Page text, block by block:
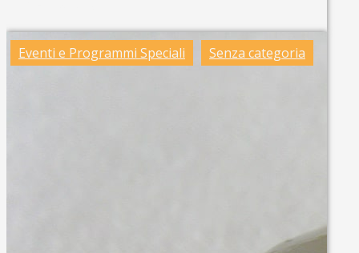
Eventi e Programmi Speciali Senza categoria